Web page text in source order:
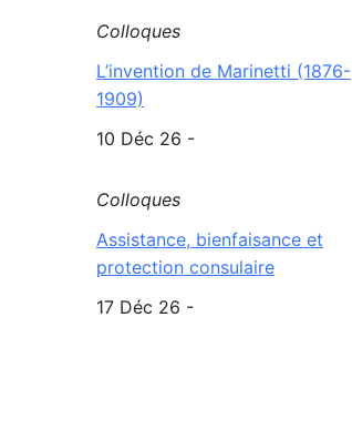
Colloques
L’invention de Marinetti (1876-
1909)
10 Déc 26 -
Colloques
Assistance, bienfaisance et
protection consulaire
17 Déc 26 -